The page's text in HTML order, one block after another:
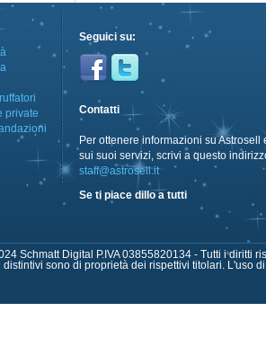
private
Seguici su:
Contatti
Per ottenere informazioni su Astrosell
sui suoi servizi, scrivi a questo
staff@astrosell.it
Se ti piace dillo a tutti
Schmatt Digital P.IVA 03855820134 - Tutti i diritti
distintivi sono di proprietà dei rispettivi titolari. L'uso